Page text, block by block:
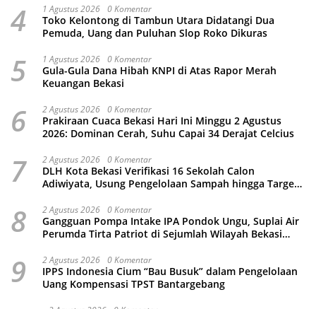
4 1 Agustus 2026 0 Komentar
Toko Kelontong di Tambun Utara Didatangi Dua
Pemuda, Uang dan Puluhan Slop Roko Dikuras
5 1 Agustus 2026 0 Komentar
Gula-Gula Dana Hibah KNPI di Atas Rapor Merah
Keuangan Bekasi
6 2 Agustus 2026 0 Komentar
Prakiraan Cuaca Bekasi Hari Ini Minggu 2 Agustus
2026: Dominan Cerah, Suhu Capai 34 Derajat Celcius
7 2 Agustus 2026 0 Komentar
DLH Kota Bekasi Verifikasi 16 Sekolah Calon
Adiwiyata, Usung Pengelolaan Sampah hingga Target
8 2 Agustus 2026 0 Komentar
Gangguan Pompa Intake IPA Pondok Ungu, Suplai Air
Perumda Tirta Patriot di Sejumlah Wilayah Bekasi
9 2 Agustus 2026 0 Komentar
IPPS Indonesia Cium “Bau Busuk” dalam Pengelolaan
Uang Kompensasi TPST Bantargebang